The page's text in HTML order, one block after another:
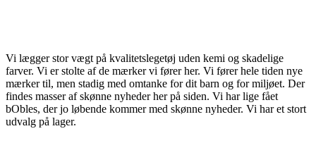
Vi lægger stor vægt på kvalitetslegetøj uden kemi og skadelige
farver. Vi er stolte af de mærker vi fører her. Vi fører hele tiden nye
mærker til, men stadig med omtanke for dit barn og for miljøet. Der
findes masser af skønne nyheder her på siden. Vi har lige fået
bObles, der jo løbende kommer med skønne nyheder. Vi har et stort
udvalg på lager.